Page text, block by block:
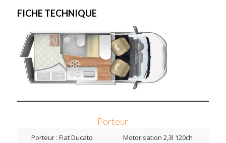
FICHE TECHNIQUE
Porteur
Porteur : Fiat Ducato
Motorisation 2,3l 120ch